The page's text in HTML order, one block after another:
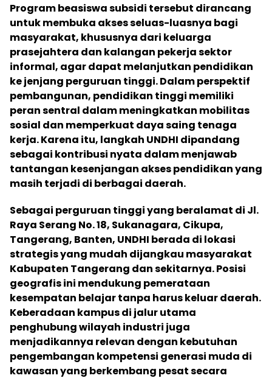
Program beasiswa subsidi tersebut dirancang
untuk membuka akses seluas-luasnya bagi
masyarakat, khususnya dari keluarga
prasejahtera dan kalangan pekerja sektor
informal, agar dapat melanjutkan pendidikan
ke jenjang perguruan tinggi. Dalam perspektif
pembangunan, pendidikan tinggi memiliki
peran sentral dalam meningkatkan mobilitas
sosial dan memperkuat daya saing tenaga
kerja. Karena itu, langkah UNDHI dipandang
sebagai kontribusi nyata dalam menjawab
tantangan kesenjangan akses pendidikan yang
masih terjadi di berbagai daerah.
Sebagai perguruan tinggi yang beralamat di Jl.
Raya Serang No. 18, Sukanagara, Cikupa,
Tangerang, Banten, UNDHI berada di lokasi
strategis yang mudah dijangkau masyarakat
Kabupaten Tangerang dan sekitarnya. Posisi
geografis ini mendukung pemerataan
kesempatan belajar tanpa harus keluar daerah.
Keberadaan kampus di jalur utama
penghubung wilayah industri juga
menjadikannya relevan dengan kebutuhan
pengembangan kompetensi generasi muda di
kawasan yang berkembang pesat secara